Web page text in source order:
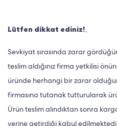
Lütfen dikkat ediniz!,
Sevkiyat sırasında zarar
teslim aldığınız firma yetkilisi
üründe herhangi bir zarar
firmasına tutanak tutturularak
Ürün teslim alındıktan sonra
yerine getirdiği kabul